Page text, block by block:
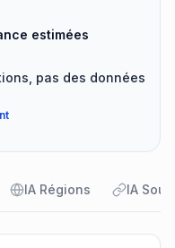
estimées
pas des données
IA Régions IA